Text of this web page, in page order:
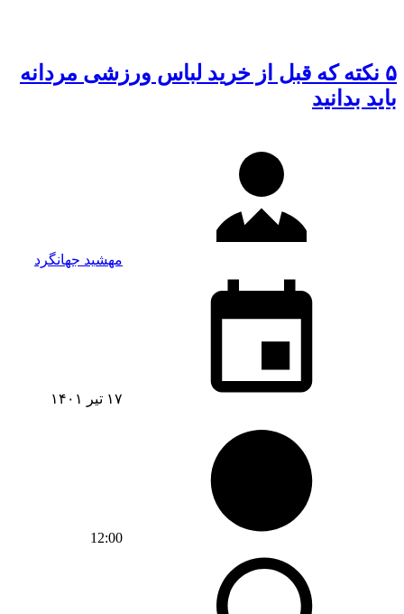
۵ نکته که قبل از خرید لباس ورزشی مردانه
باید بدانید
مهشید جهانگرد
۱۷ تیر ۱۴۰۱
12:00